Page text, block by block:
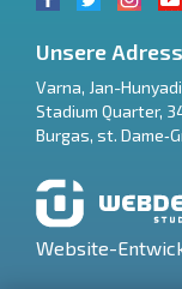
$
Unsere
Varna, Jan-
Stadium Quarter,
Burgas, st.
Website-